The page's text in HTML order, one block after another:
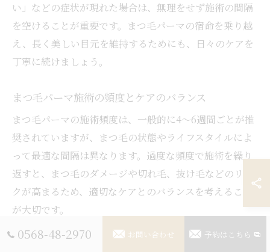
い」などの症状が現れた場合は、無理をせず施術の間隔
を空けることが重要です。まつ毛パーマの宿命を乗り越
え、長く美しい目元を維持するためにも、日々のケアを
丁寧に続けましょう。
まつ毛パーマ施術の頻度とケアのバランス
まつ毛パーマの施術頻度は、一般的に4～6週間ごとが推
奨されていますが、まつ毛の状態やライフスタイルによ
って最適な間隔は異なります。過度な頻度で施術を繰り
返すと、まつ毛のダメージや切れ毛、抜け毛などのリス
クが高まるため、適切なケアとのバランスを考えること
が大切です。
自分のまつ毛の状態を定期的に確認し、細くなったりボ
0568-48-2970 お問い合わせ 予約はこちら